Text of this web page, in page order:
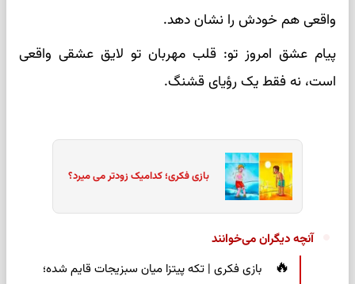
واقعی هم خودش را نشان دهد.
پیام عشق امروز تو: قلب مهربان تو لایق عشقی واقعی
است، نه فقط یک رؤیای قشنگ.
بازی فکری؛ کدامیک زودتر می میرد؟
آنچه دیگران می‌خوانند
بازی فکری | تکه پیتزا میان سبزیجات قایم شده؛